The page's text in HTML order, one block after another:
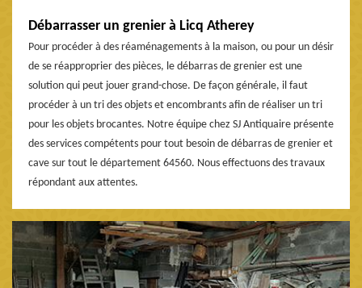
Débarrasser un grenier à Licq Atherey
Pour procéder à des réaménagements à la maison, ou pour un désir
de se réapproprier des pièces, le débarras de grenier est une
solution qui peut jouer grand-chose. De façon générale, il faut
procéder à un tri des objets et encombrants afin de réaliser un tri
pour les objets brocantes. Notre équipe chez SJ Antiquaire présente
des services compétents pour tout besoin de débarras de grenier et
cave sur tout le département 64560. Nous effectuons des travaux
répondant aux attentes.